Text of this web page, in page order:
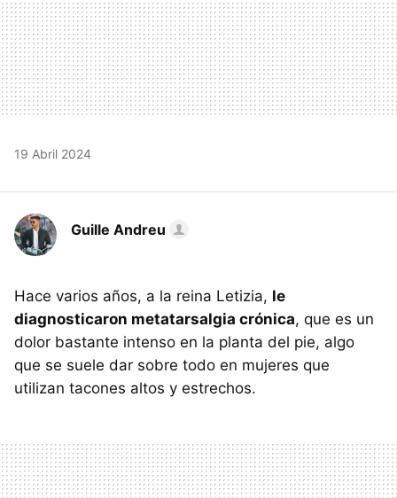
19 Abril 2024
Guille Andreu
Hace varios años, a la reina Letizia, le
diagnosticaron metatarsalgia crónica, que es un
dolor bastante intenso en la planta del pie, algo
que se suele dar sobre todo en mujeres que
utilizan tacones altos y estrechos.